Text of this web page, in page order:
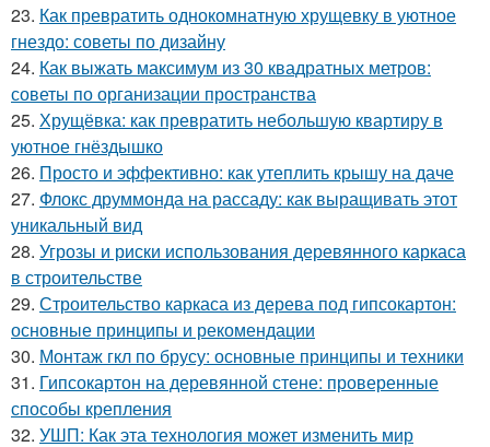
23. Как превратить однокомнатную хрущевку в уютное
гнездо: советы по дизайну
24. Как выжать максимум из 30 квадратных метров:
советы по организации пространства
25. Хрущёвка: как превратить небольшую квартиру в
уютное гнёздышко
26. Просто и эффективно: как утеплить крышу на даче
27. Флокс друммонда на рассаду: как выращивать этот
уникальный вид
28. Угрозы и риски использования деревянного каркаса
в строительстве
29. Строительство каркаса из дерева под гипсокартон:
основные принципы и рекомендации
30. Монтаж гкл по брусу: основные принципы и техники
31. Гипсокартон на деревянной стене: проверенные
способы крепления
32. УШП: Как эта технология может изменить мир